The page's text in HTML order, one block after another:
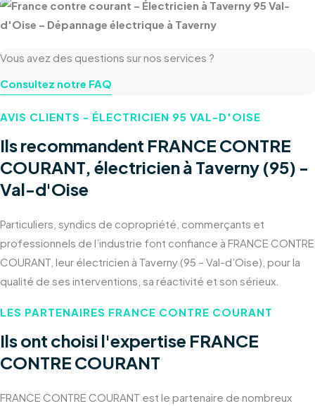
qualité
Vous avez des questions sur nos services ?
Consultez notre FAQ
AVIS CLIENTS - ÉLECTRICIEN 95 VAL-D'OISE
Ils recommandent FRANCE CONTRE
COURANT, électricien à Taverny (95) -
Val-d'Oise
Particuliers, syndics de copropriété, commerçants et
professionnels de l’industrie font confiance à FRANCE CONTRE
COURANT, leur électricien à Taverny (95 – Val-d’Oise), pour la
qualité de ses interventions, sa réactivité et son sérieux.
LES PARTENAIRES FRANCE CONTRE COURANT
Ils ont choisi l'expertise FRANCE
CONTRE COURANT
FRANCE CONTRE COURANT est le partenaire de nombreux